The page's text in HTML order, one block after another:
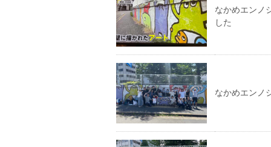
なかめエンノ
した
なかめエンノ